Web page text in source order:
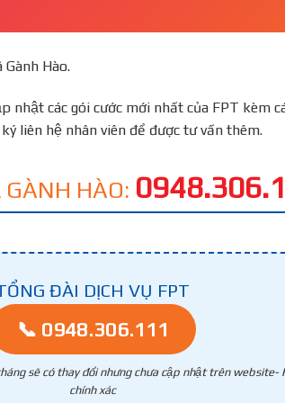
Hào.
nhật các gói cước mới nhất của FPT kèm
liên hệ nhân viên để được tư vấn thêm.
HÀO:
ĐÀI DỊCH VỤ FPT
📞 0948.306.111
sẽ có thay đổi nhưng chưa cập nhật trên website-
chính xác